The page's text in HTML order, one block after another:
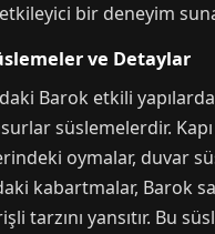
bir deneyim
ve Detaylar
Barok etkili
süslemelerdir.
oymalar, duvar
kabartmalar, Barok
tarzını yansıtır. Bu